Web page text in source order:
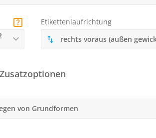
Etikettenlaufrichtung
rechts voraus (außen
Zusatzoptionen
von Grundformen